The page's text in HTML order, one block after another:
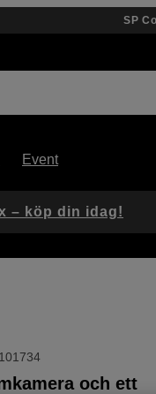
SP
Event
och ett
– köp din idag!